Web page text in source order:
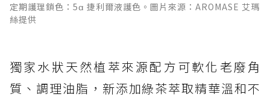
定期護理鎖色：5α 捷利爾液護色。圖片來源：AROMASE 艾瑪
絲提供
獨家水狀天然植萃來源配方可軟化老廢角
質、調理油脂，新添加綠茶萃取精華溫和不